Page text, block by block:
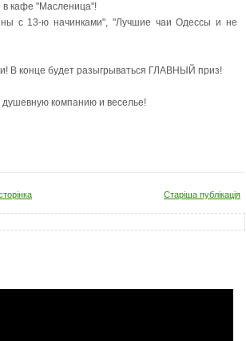
в кафе "Масленица"!
с 13-ю начинками", "Лучшие чаи Одессы и не
В конце будет разыгрываться ГЛАВНЫЙ приз!
компанию и веселье!
Старіша публікація